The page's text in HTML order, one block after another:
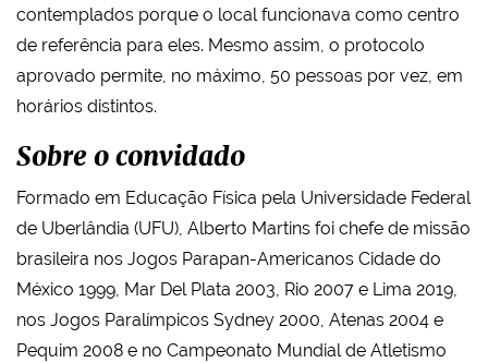
contemplados porque o local funcionava como centro
de referência para eles. Mesmo assim, o protocolo
aprovado permite, no máximo, 50 pessoas por vez, em
horários distintos.
Sobre o convidado
Formado em Educação Física pela Universidade Federal
de Uberlândia (UFU), Alberto Martins foi chefe de missão
brasileira nos Jogos Parapan-Americanos Cidade do
México 1999, Mar Del Plata 2003, Rio 2007 e Lima 2019,
nos Jogos Paralímpicos Sydney 2000, Atenas 2004 e
Pequim 2008 e no Campeonato Mundial de Atletismo